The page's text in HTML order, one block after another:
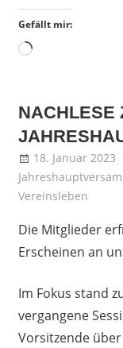
Gefällt mir:
Wird
NACHLESE
18. Januar 2023
Vereinsleben
Die Mitglieder
Erscheinen an
Im Fokus stand
vergangene
Vorsitzende